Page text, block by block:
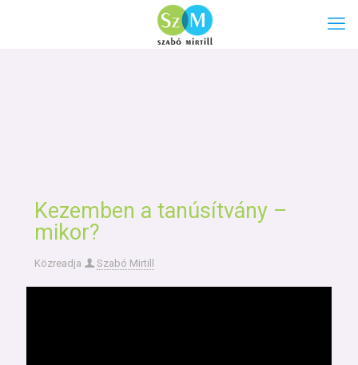
Kezemben a tanúsítvány –
mikor?
Közreadja Szabó Mirtill